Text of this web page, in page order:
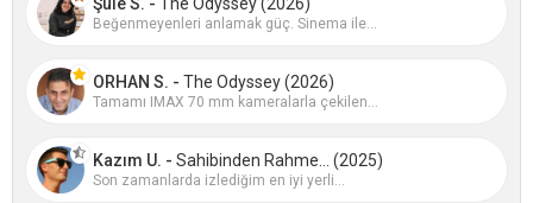
Şule S. - The Odyssey (2026)
Beğenmeyenleri anlamak güç. Sinema ile...
ORHAN S. - The Odyssey (2026)
Tamamı IMAX 70 mm kameralarla çekilen...
Kazım U. - Sahibinden Rahme... (2025)
Son zamanlarda izlediğim en iyi yerli...